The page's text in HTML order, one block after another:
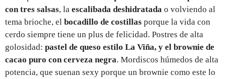
con tres salsas, la escalibada deshidratada o volviendo al
tema brioche, el bocadillo de costillas porque la vida con
cerdo siempre tiene un plus de felicidad. Postres de alta
golosidad: pastel de queso estilo La Viña, y el brownie de
cacao puro con cerveza negra. Mordiscos húmedos de alta
potencia, que suenan sexy porque un brownie como este lo